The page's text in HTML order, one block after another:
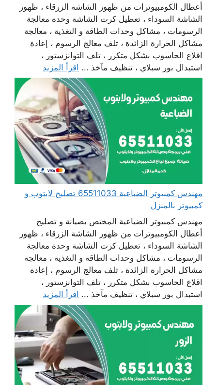
أعطال الكومبيوترات من ظهور الشاشة الزرقاء ، ظهور
الشاشة السوداء ، تعطيل كرت الشاشة وحدة معالجة
الرسومات ، مشاكل وحدات الطاقة و التغذية ، معالجة
مشاكل الحرارة الزائدة ، تلف معالج الرسوم ، إعادة
اقلاع الحاسوب بشكل متكرر ، تلف التوانزستور ،
استبدال بور سبلاي ، تنظيف مآخذ ... اقرأ المزيد
مهندس كمبيوتر الضباعية 65511033 تصليح لابتوب و
كمبيوتر بالمنزل
مهندس كمبيوتر الضباعية المختص بصيانة و تصليح
أعطال الكومبيوترات من ظهور الشاشة الزرقاء ، ظهور
الشاشة السوداء ، تعطيل كرت الشاشة وحدة معالجة
الرسومات ، مشاكل وحدات الطاقة و التغذية ، معالجة
مشاكل الحرارة الزائدة ، تلف معالج الرسوم ، إعادة
اقلاع الحاسوب بشكل متكرر ، تلف التوانزستور ،
استبدال بور سبلاي ، تنظيف مآخذ ... اقرأ المزيد